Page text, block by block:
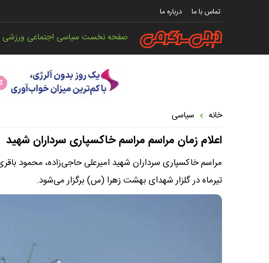
تماس با ما درباره ما
صفحه نخستسیاسی اجتماعی ورزشی
خانه سیاسی
اعلام زمان مراسم مراسم خاکسپاری سرداران شهید
تیرماه در گلزار شهدای بهشت زهرا (س) برگزار می‌شود.